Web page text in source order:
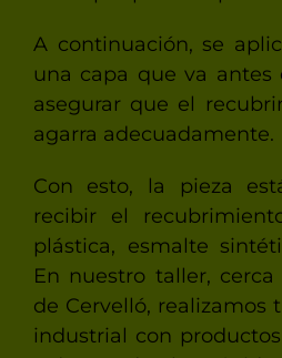
A continuación, se
una capa que va antes
asegurar que el
agarra adecuadamente.
Con esto, la pieza
recibir el
plástica, esmalte
En nuestro taller,
de Cervelló, realizamos
industrial con